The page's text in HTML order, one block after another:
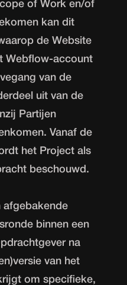
of Work en/of
kan dit
de Website
Webflow-account
van de
uit van de
Partijen
Vanaf de
het Project als
beschouwd.
afgebakende
binnen een
na
van het
om specifieke,